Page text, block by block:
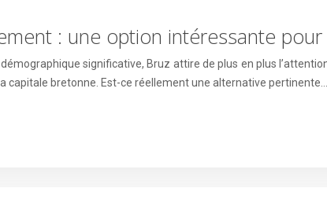
: une option intéressante
significative, Bruz attire de plus en plus
capitale bretonne. Est-ce réellement une alternative pertinente…